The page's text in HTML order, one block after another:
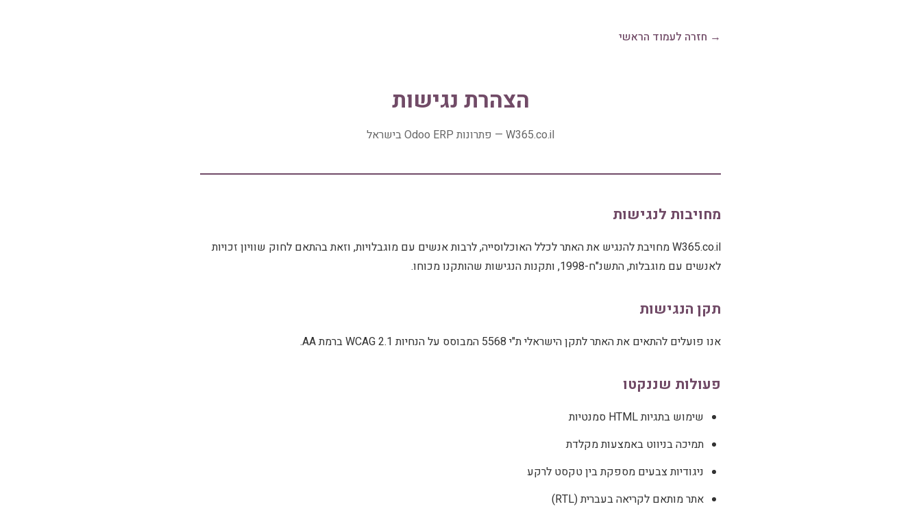
→ חזרה לעמוד הראשי
הצהרת נגישות
W365.co.il — פתרונות Odoo ERP בישראל
מחויבות לנגישות
W365.co.il מחויבת להנגיש את האתר לכלל האוכלוסייה, לרבות אנשים עם מוגבלויות, וזאת בהתאם לחוק שוויון זכויות
לאנשים עם מוגבלות, התשנ"ח-1998, ותקנות הנגישות שהותקנו מכוחו.
תקן הנגישות
אנו פועלים להתאים את האתר לתקן הישראלי ת"י 5568 המבוסס על הנחיות WCAG 2.1 ברמת AA.
פעולות שננקטו
שימוש בתגיות HTML סמנטיות
תמיכה בניווט באמצעות מקלדת
ניגודיות צבעים מספקת בין טקסט לרקע
אתר מותאם לקריאה בעברית (RTL)